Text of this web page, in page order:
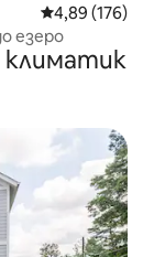
Средна
4,89 (176)
езеро